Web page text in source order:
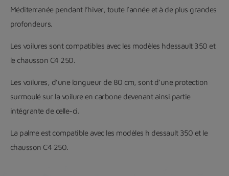
Méditerranée pendant l’hiver, toute l’année et à de plus grandes
profondeurs.
Les voilures sont compatibles avec les modèles hdessault 350 et
le chausson C4 250.
Les voilures, d’une longueur de 80 cm, sont d’une protection
surmoulé sur la voilure en carbonedevenant ainsi partie
intégrante de celle-ci.
La palme est compatible avec les modèles h dessault 350 et le
chausson C4 250.